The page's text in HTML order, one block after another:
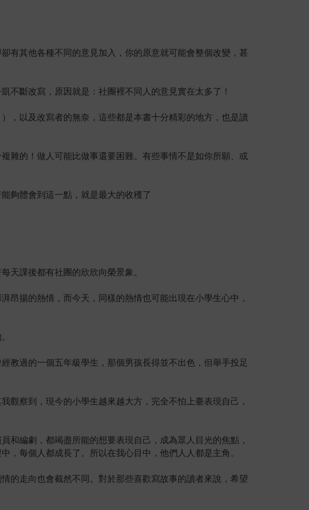
有其他各種不同的意見加入，你的原意就可能會整個改變，甚
不斷改寫，原因就是：社團裡不同人的意見實在太多了！
，以及改寫者的無奈，這些都是本書十分精彩的地方，也是讀
雜的！做人可能比做事還要困難。有些事情不是如你所願、或
夠體會到這一點，就是最大的收穫了
天課後都有社團的欣欣向榮景象。
昂揚的熱情，而今天，同樣的熱情也可能出現在小學生心中，
過的一個五年級學生，那個男孩長得並不出色，但舉手投足
觀察到，現今的小學生越來越大方，完全不怕上臺表現自己，
和編劇，都竭盡所能的想要表現自己，成為眾人目光的焦點，
，每個人都成長了。所以在我心目中，他們人人都是主角。
的走向也會截然不同。對於那些喜歡寫故事的讀者來說，希望